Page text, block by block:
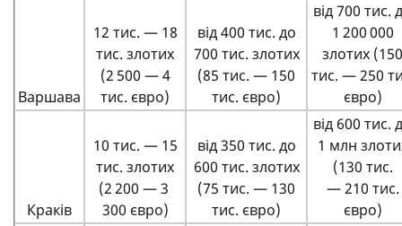
Варшава
12 тис. — 18
тис. злотих
(2 500 — 4
тис. євро)
від 400 тис. до
700 тис. злотих
(85 тис. — 150
тис. євро)
від 700 тис.
1 200 000
злотих (150
тис. — 250
євро)
Краків
10 тис. — 15
тис. злотих
(2 200 — 3
300 євро)
від 350 тис. до
600 тис. злотих
(75 тис. — 130
тис. євро)
від 600 тис.
1 млн
(130 тис.
— 210 тис.
євро)